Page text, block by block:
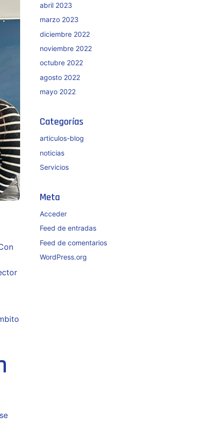
abril 2023
marzo 2023
diciembre 2022
noviembre 2022
octubre 2022
agosto 2022
mayo 2022
Categorías
articulos-blog
noticias
Servicios
Meta
Acceder
Feed de entradas
Feed de comentarios
WordPress.org